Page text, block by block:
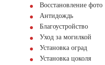
Восстановление фото
Антидождь
Благоустройство
Уход за могилкой
Установка оград
Установка цоколя